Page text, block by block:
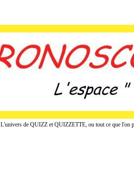
L'univers de QUIZZ et QUIZZETTE, ou tout ce que l'on